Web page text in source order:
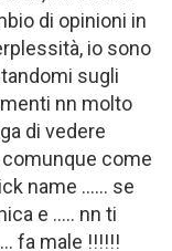
di opinioni in
io sono
sugli
nn molto
di vedere
come
name …… se
e ….. nn ti
fa male !!!!!!